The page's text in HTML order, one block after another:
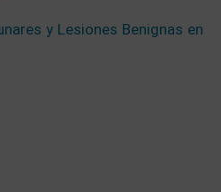
y Lesiones Benignas en